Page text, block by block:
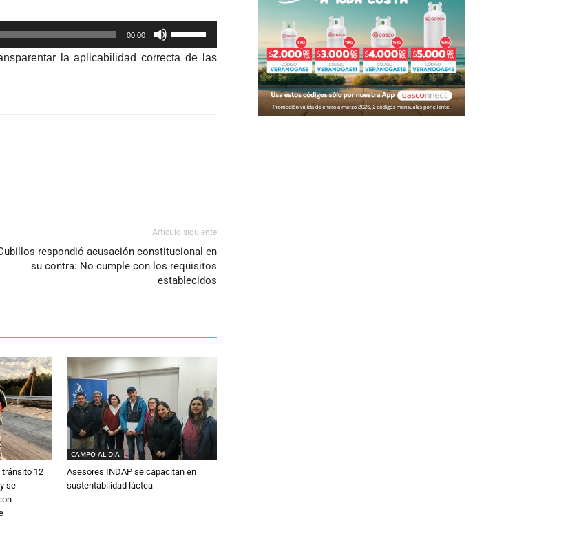
aumentar
o
00:00
las
teclas
la aplicabilidad correcta de las
Artículo siguiente
respondió acusación constitucional en
su contra: No cumple con los requisitos
establecidos
tránsito 12
se
CAMPO AL DIA
Asesores INDAP se capacitan en
sustentabilidad láctea